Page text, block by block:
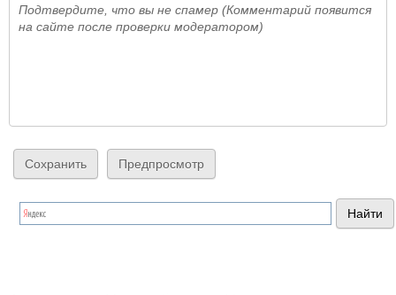
Подтвердите, что вы не спамер (Комментарий появится
на сайте после проверки модератором)